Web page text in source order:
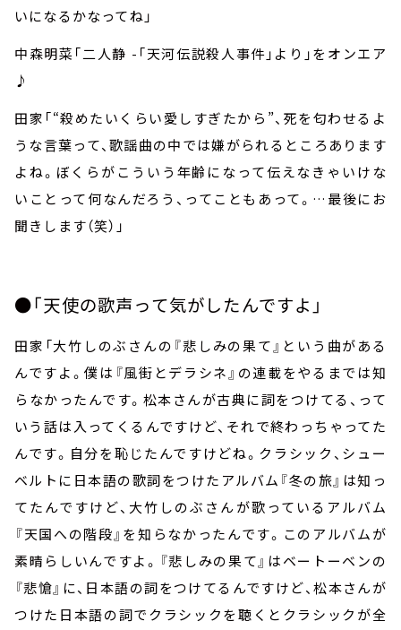
いになるかなってね」
中森明菜「二人静 - 「天河伝説殺人事件」より」をオンエア
♪
田家「“殺めたいくらい愛しすぎたから”、死を匂わせるよ
うな言葉って、歌謡曲の中では嫌がられるところあります
よね。ぼくらがこういう年齢になって伝えなきゃいけな
いことって何なんだろう、ってこともあって。…最後にお
聞きします（笑）」
●「天使の歌声って気がしたんですよ」
田家「大竹しのぶさんの『悲しみの果て』という曲がある
んですよ。僕は『風街とデラシネ』の連載をやるまでは知
らなかったんです。松本さんが古典に詞をつけてる、って
いう話は入ってくるんですけど、それで終わっちゃってた
んです。自分を恥じたんですけどね。クラシック、シュー
ベルトに日本語の歌詞をつけたアルバム『冬の旅』は知っ
てたんですけど、大竹しのぶさんが歌っているアルバム
『天国への階段』を知らなかったんです。このアルバムが
素晴らしいんですよ。『悲しみの果て』はベートーベンの
『悲愴』に、日本語の詞をつけてるんですけど、松本さんが
つけた日本語の詞でクラシックを聴くとクラシックが全